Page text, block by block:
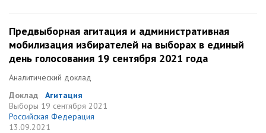
Предвыборная агитация и административная
мобилизация избирателей на выборах в единый
день голосования 19 сентября 2021 года
Аналитический доклад
Доклад
Агитация
Выборы 19 сентября 2021
Российская Федерация
13.09.2021